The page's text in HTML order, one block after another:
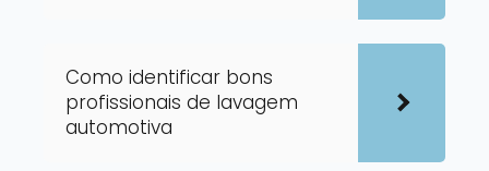
Como identificar bons
profissionais de lavagem
automotiva